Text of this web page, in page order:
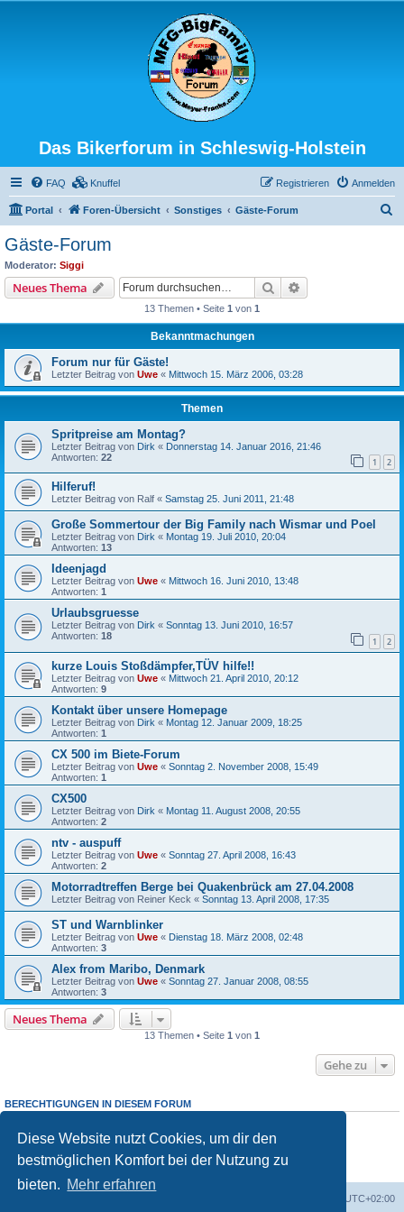
Diese Website nutzt Cookies, um dir den
bestmöglichen Komfort bei der Nutzung zu
bieten. Mehr erfahren
Das Bikerforum in Schleswig-Holstein
FAQ Knuffel Anmelden
Registrieren
Portal Foren-Übersicht Sonstiges Gäste-Forum
Gäste-Forum
Moderator: Siggi
Neues Thema Suche
13 Themen • Seite 1 von 1
Bekanntmachungen
Forum nur für Gäste!
Letzter Beitrag von Uwe « Mittwoch 15. März 2006, 03:28
Themen
Spritpreise am Montag?
Letzter Beitrag von Dirk « Donnerstag 14. Januar 2016, 21:46
Antworten: 22 1 2
Hilferuf!
Letzter Beitrag von Ralf « Samstag 25. Juni 2011, 21:48
Große Sommertour der Big Family nach Wismar und Poel
Letzter Beitrag von Dirk « Montag 19. Juli 2010, 20:04
Antworten: 13
Ideenjagd
Letzter Beitrag von Uwe « Mittwoch 16. Juni 2010, 13:48
Antworten: 1
Urlaubsgruesse
Letzter Beitrag von Dirk « Sonntag 13. Juni 2010, 16:57
Antworten: 18 1 2
kurze Louis Stoßdämpfer,TÜV hilfe!!
Letzter Beitrag von Uwe « Mittwoch 21. April 2010, 20:12
Antworten: 9
Kontakt über unsere Homepage
Letzter Beitrag von Dirk « Montag 12. Januar 2009, 18:25
Antworten: 1
CX 500 im Biete-Forum
Letzter Beitrag von Uwe « Sonntag 2. November 2008, 15:49
Antworten: 1
CX500
Letzter Beitrag von Dirk « Montag 11. August 2008, 20:55
Antworten: 2
ntv - auspuff
Letzter Beitrag von Uwe « Sonntag 27. April 2008, 16:43
Antworten: 2
Motorradtreffen Berge bei Quakenbrück am 27.04.2008
Letzter Beitrag von Reiner Keck « Sonntag 13. April 2008, 17:35
ST und Warnblinker
Letzter Beitrag von Uwe « Dienstag 18. März 2008, 02:48
Antworten: 3
Alex from Maribo, Denmark
Letzter Beitrag von Uwe « Sonntag 27. Januar 2008, 08:55
Antworten: 3
Neues Thema
13 Themen • Seite 1 von 1
Gehe zu
BERECHTIGUNGEN IN DIESEM FORUM
Du darfst keineAntworten zu Themen in diesem Forum erstellen.
Du darfst deine Beiträge in diesem Forumnichtändern.
Du darfst deine Beiträge in diesem Forum nicht löschen.
keine
UTC+02:00